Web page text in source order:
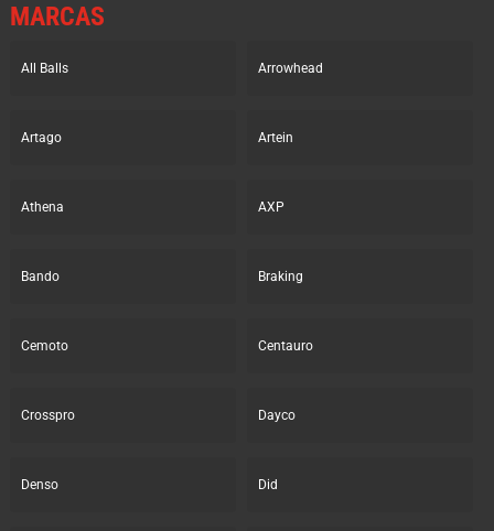
MARCAS
All Balls Arrowhead
Artago Artein
Athena AXP
Bando Braking
Cemoto Centauro
Crosspro Dayco
Denso Did